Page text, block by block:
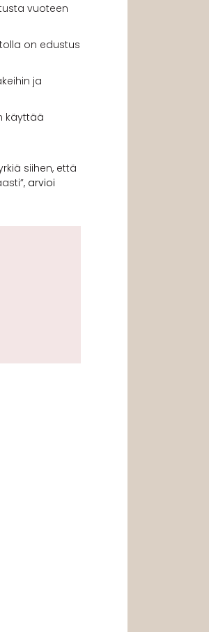
vuoteen
on edustus
ja
käyttää
siihen, että
arvioi